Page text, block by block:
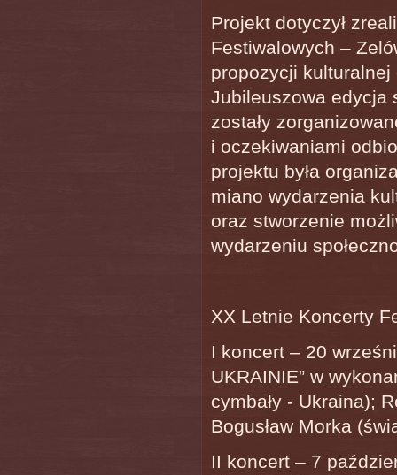
Projekt dotyczył
Festiwalowych –
propozycji kulturalnej
Jubileuszowa edycja
zostały
i oczekiwaniami
projektu była
miano wydarzenia
oraz stworzenie
wydarzeniu
XX Letnie Koncerty
I koncert – 20
UKRAINIE” w
cymbały - Ukraina);
Bogusław Morka
II koncert – 7